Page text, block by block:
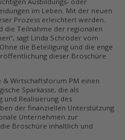
im Leben. Mit der neuen
Prozess erleichtert werden.
die Teilnahme der regionalen
sagt Linda Schröder vom
die Beteiligung und die enge
dieser Broschüre
Wirtschaftsforum PM einen
Sparkasse, die als
und Realisierung des
der finanziellen Unterstützung
Unternehmen zur
Broschüre inhaltlich und